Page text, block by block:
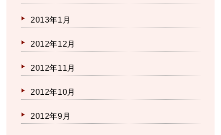
2013年1月
2012年12月
2012年11月
2012年10月
2012年9月